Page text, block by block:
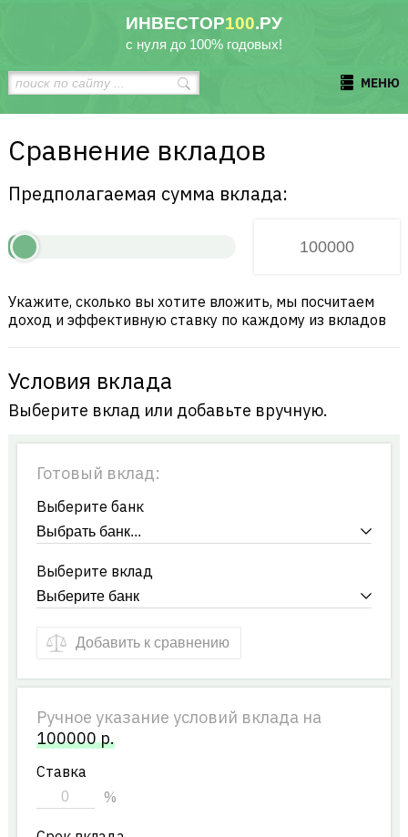
ИНВЕСТОР100.РУ
с нуля до 100% годовых!
МЕНЮ
Сравнение вкладов
Предполагаемая сумма вклада:
Укажите, сколько вы хотите вложить, мы посчитаем
доход и эффективную ставку по каждому из вкладов
Условия вклада
Выберите вклад или добавьте вручную.
Готовый вклад:
Выберите банк
Выберите вклад
Добавить к сравнению
Ручное указание условий вклада на
100000р.
Ставка
%